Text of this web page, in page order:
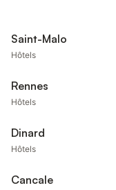
Saint-Malo
Hôtels
Rennes
Hôtels
Dinard
Hôtels
Cancale